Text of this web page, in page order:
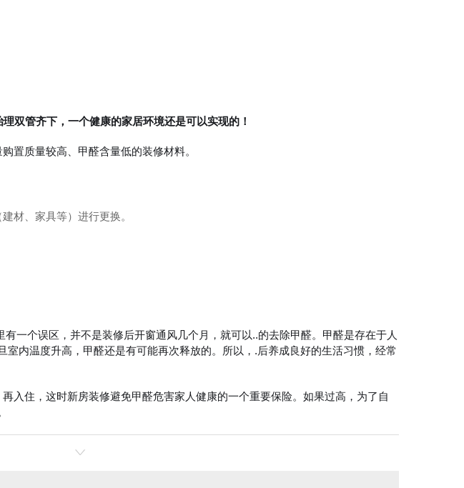
双管齐下，一个健康的家居环境还是可以实现的！
置质量较高、甲醛含量低的装修材料。
材、家具等）进行更换。
一个误区，并不是装修后开窗通风几个月，就可以..的去除甲醛。甲醛是存在于人
内温度升高，甲醛还是有可能再次释放的。所以，.后养成良好的生活习惯，经常
入住，这时新房装修避免甲醛危害家人健康的一个重要保险。如果过高，为了自